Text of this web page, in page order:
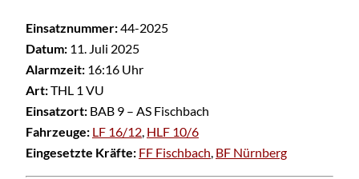
Einsatznummer:44-2025
Datum: 11. Juli 2025
Alarmzeit: 16:16 Uhr
Art:THL 1 VU
Einsatzort: BAB 9 – AS Fischbach
Fahrzeuge: LF 16/12, HLF 10/6
Eingesetzte Kräfte: FF Fischbach, BF Nürnberg